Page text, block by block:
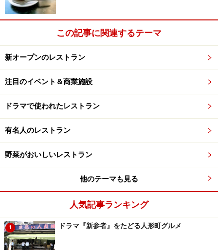
この記事に関連するテーマ
新オープンのレストラン
注目のイベント＆商業施設
ドラマで使われたレストラン
有名人のレストラン
野菜がおいしいレストラン
他のテーマも見る
人気記事ランキング
1 ドラマ『新参者』をたどる人形町グルメ